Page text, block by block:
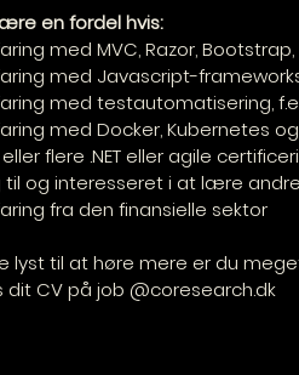
en fordel hvis:
med MVC, Razor, Bootstrap,
med Javascript-
med testautomatisering,
med Docker, Kubernetes
flere .NET eller agile
til og interesseret i at lære
fra den finansielle sektor
lyst til at høre mere er du
dit CV på job @coresearch.dk